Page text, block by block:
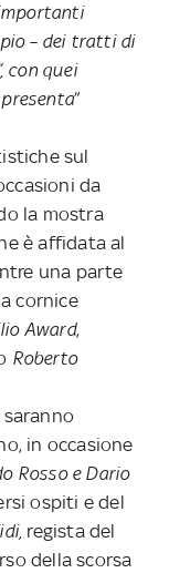
– dei tratti di
con quei
”
sul
da
la mostra
è affidata al
una parte
cornice
Award,
Roberto
in occasione
Rosso e Dario
ospiti e del
regista del
della scorsa